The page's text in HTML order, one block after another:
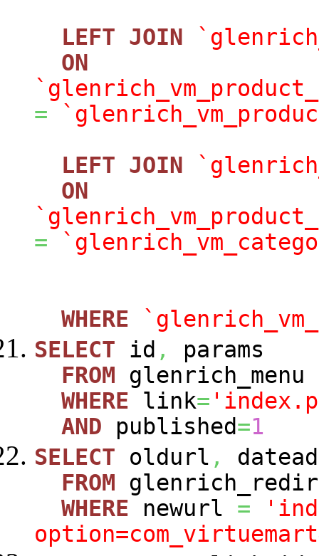
LEFT JOIN
ON
=
LEFT JOIN
ON
=
WHERE
SELECT id ,
params
FROM glenrich_menu
WHERE link=
AND published=1
SELECT oldurl ,
FROM
WHERE newurl =